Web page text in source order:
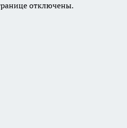
отключены.